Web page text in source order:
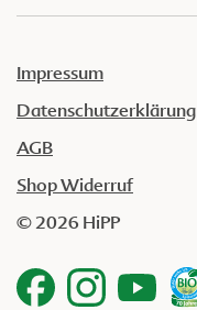
Impressum
Datenschutzerklärung
AGB
Shop Widerruf
© 2026 HiPP